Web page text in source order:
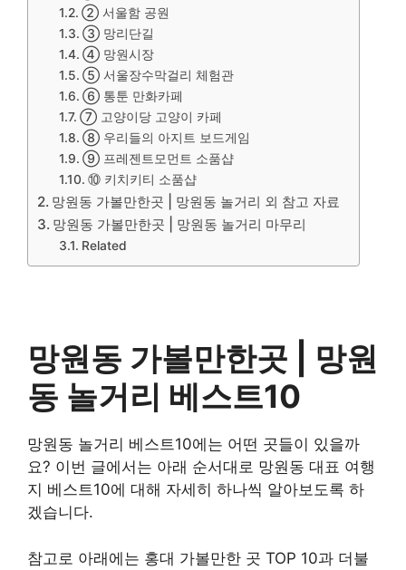
② 서울함 공원
③ 망리단길
④ 망원시장
⑤ 서울장수막걸리 체험관
⑥ 통툰 만화카페
⑦ 고양이당 고양이 카페
⑧ 우리들의 아지트 보드게임
⑨ 프레젠트모먼트 소품샵
⑩ 키치키티 소품샵
망원동 가볼만한곳 | 망원동 놀거리 외 참고 자료
망원동 가볼만한곳 | 망원동 놀거리 마무리
Related
망원동 가볼만한곳 | 망원
동 놀거리 베스트10
망원동 놀거리 베스트10에는 어떤 곳들이 있을까
요? 이번 글에서는 아래 순서대로 망원동 대표 여행
지 베스트10에 대해 자세히 하나씩 알아보도록 하
겠습니다.
참고로 아래에는 홍대 가볼만한 곳 TOP 10과 더불